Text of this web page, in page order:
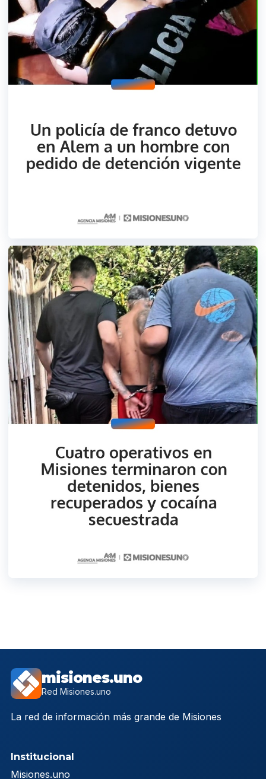
misiones.uno
Red Misiones.uno
La red de información más grande de Misiones
Institucional
Misiones.uno